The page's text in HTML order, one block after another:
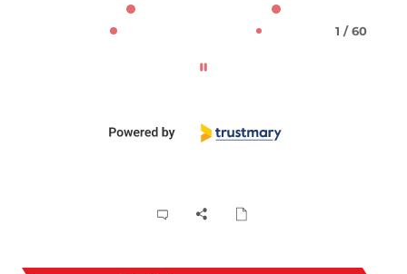
1 / 60